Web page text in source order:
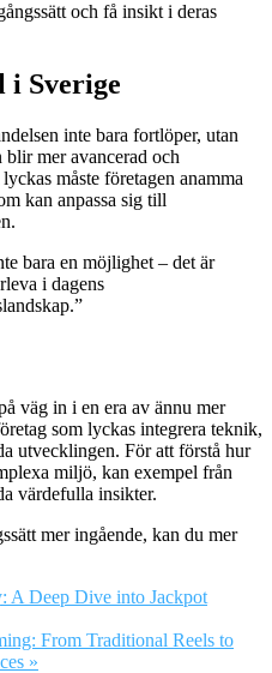
och få insikt i deras
i Sverige
inte bara fortlöper, utan
mer avancerad och
måste företagen anamma
kan anpassa sig till
bara en möjlighet – det är
i dagens
väg in i en era av ännu mer
som lyckas integrera teknik,
utvecklingen. För att förstå hur
miljö, kan exempel från
värdefulla insikter.
mer ingående, kan du mer
A Deep Dive into Jackpot
From Traditional Reels to
»